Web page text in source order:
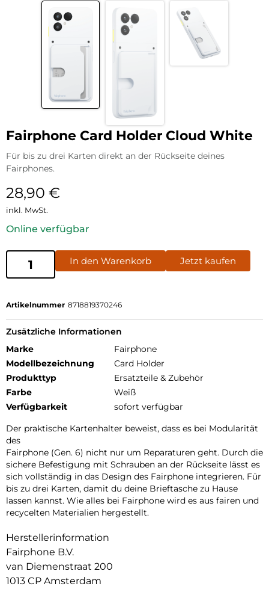
Fairphone Card Holder Cloud White
Für bis zu drei Karten direkt an der Rückseite deines
Fairphones.
28,90 €
inkl. MwSt.
Online verfügbar
In den Warenkorb Jetzt kaufen
Artikelnummer 8718819370246
Zusätzliche Informationen
Marke
Fairphone
Modellbezeichnung
Card Holder
Produkttyp
Ersatzteile & Zubehör
Farbe
Weiß
Verfügbarkeit
sofort verfügbar
Der praktische Kartenhalter beweist, dass es bei Modularität
des
Fairphone (Gen. 6) nicht nur um Reparaturen geht. Durch die
sichere Befestigung mit Schrauben an der Rückseite lässt es
sich vollständig in das Design des Fairphone integrieren. Für
bis zu drei Karten, damit du deine Brieftasche zu Hause
lassen kannst. Wie alles bei Fairphone wird es aus fairen und
recycelten Materialien hergestellt.
Herstellerinformation
Fairphone B.V.
van Diemenstraat 200
1013 CP Amsterdam